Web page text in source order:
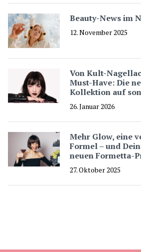
Beauty-News im
12. November 2025
Von Kult-
Must-Have: Die
Kollektion auf
26. Januar 2026
Mehr Glow, eine
Formel – und
neuen Formetta-
27. Oktober 2025